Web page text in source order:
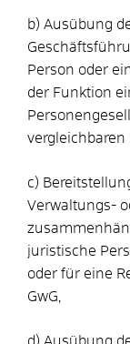
b) Ausübung
Person oder
der Funktion
vergleichbaren
c)
Verwaltungs-
juristische
oder für eine
GwG,
d) Ausübung